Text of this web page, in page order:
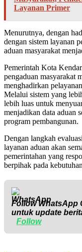
Layanan Primer
Menurutnya, dengan
dengan sistem layanan
aduan masyarakat
Pemerintah Kota
pengaduan masyarakat
menghadirkan
Melalui sistem yang
lebih luas untuk
menjadikan data aduan
program pembangunan.
Dengan langkah
layanan aduan akan
pemerintahan yang
berpihak pada
Follow WhatsApp
untuk update
Follow